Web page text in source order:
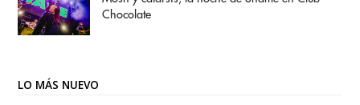
Chocolate
LO MÁS NUEVO